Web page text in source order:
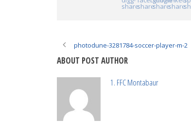
photodune-3281784-soccer-player-m-2
ABOUT POST AUTHOR
1. FFC Montabaur